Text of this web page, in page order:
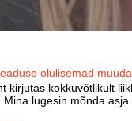
olulisemad
kirjutas kokkuvõtlikult
Mina lugesin mõnda